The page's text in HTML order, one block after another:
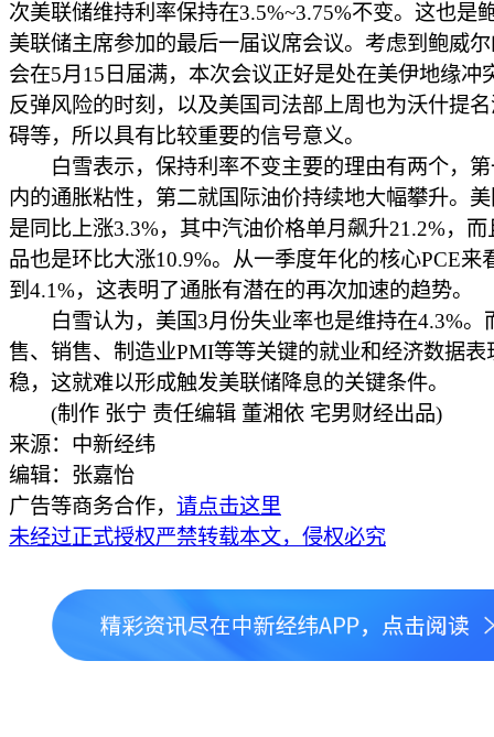
次美联储维持利率保持在3.5%~3.75%不变。这也是
美联储主席参加的最后一届议席会议。考虑到鲍威
会在5月15日届满，本次会议正好是处在美伊地缘冲
反弹风险的时刻，以及美国司法部上周也为沃什提
碍等，所以具有比较重要的信号意义。
白雪表示，保持利率不变主要的理由有两个，第
内的通胀粘性，第二就国际油价持续地大幅攀升。
是同比上涨3.3%，其中汽油价格单月飙升21.2%，而
品也是环比大涨10.9%。从一季度年化的核心PCE来
到4.1%，这表明了通胀有潜在的再次加速的趋势。
白雪认为，美国3月份失业率也是维持在4.3%。
售、销售、制造业PMI等等关键的就业和经济数据表
稳，这就难以形成触发美联储降息的关键条件。
(制作 张宁 责任编辑 董湘依 宅男财经出品)
来源：中新经纬
编辑：张嘉怡
广告等商务合作， 请点击这里
未经过正式授权严禁转载本文，侵权必究